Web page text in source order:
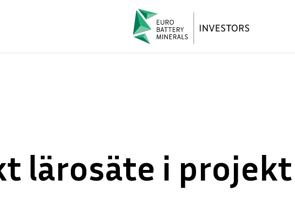
lärosäte i